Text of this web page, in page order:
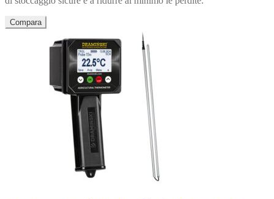
Compara